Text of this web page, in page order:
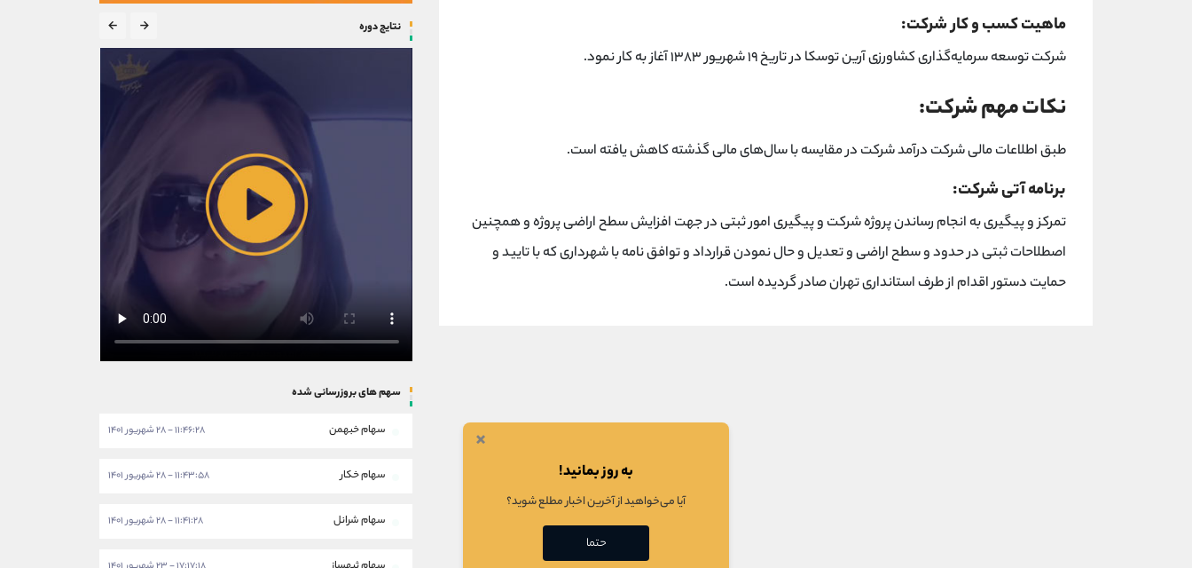
ماهیت کسب و کار شرکت:
شرکت توسعه سرمایه‌گذاری کشاورزی آرین توسکا در تاریخ ۱۹ شهریور ۱۳۸۳ آغاز به کار نمود.
نکات مهم شرکت:
طبق اطلاعات مالی شرکت درآمد شرکت در مقایسه با سال‌های مالی گذشته کاهش یافته است.
برنامه آتی شرکت:
تمرکز و پیگیری به انجام رساندن پروژه شرکت و پیگیری امور ثبتی در جهت افزایش سطح اراضی پروژه و همچنین
اصطلاحات ثبتی در حدود و سطح اراضی و تعدیل و حال نمودن قرارداد و توافق نامه با شهرداری که با تایید و
حمایت دستور اقدام از طرف استانداری تهران صادر گردیده است.
نتایج دوره
سهم های بروزرسانی شده
سهام خبهمن ۱۱:۴۶:۲۸ - ۲۸ شهریور ۱۴۰۱
سهام خکار ۱۱:۴۳:۵۸ - ۲۸ شهریور ۱۴۰۱
سهام شرانل ۱۱:۴۱:۲۸ - ۲۸ شهریور ۱۴۰۱
×
به روز بمانید!
آیا می‌خواهید از آخرین اخبار مطلع شوید؟
حتما